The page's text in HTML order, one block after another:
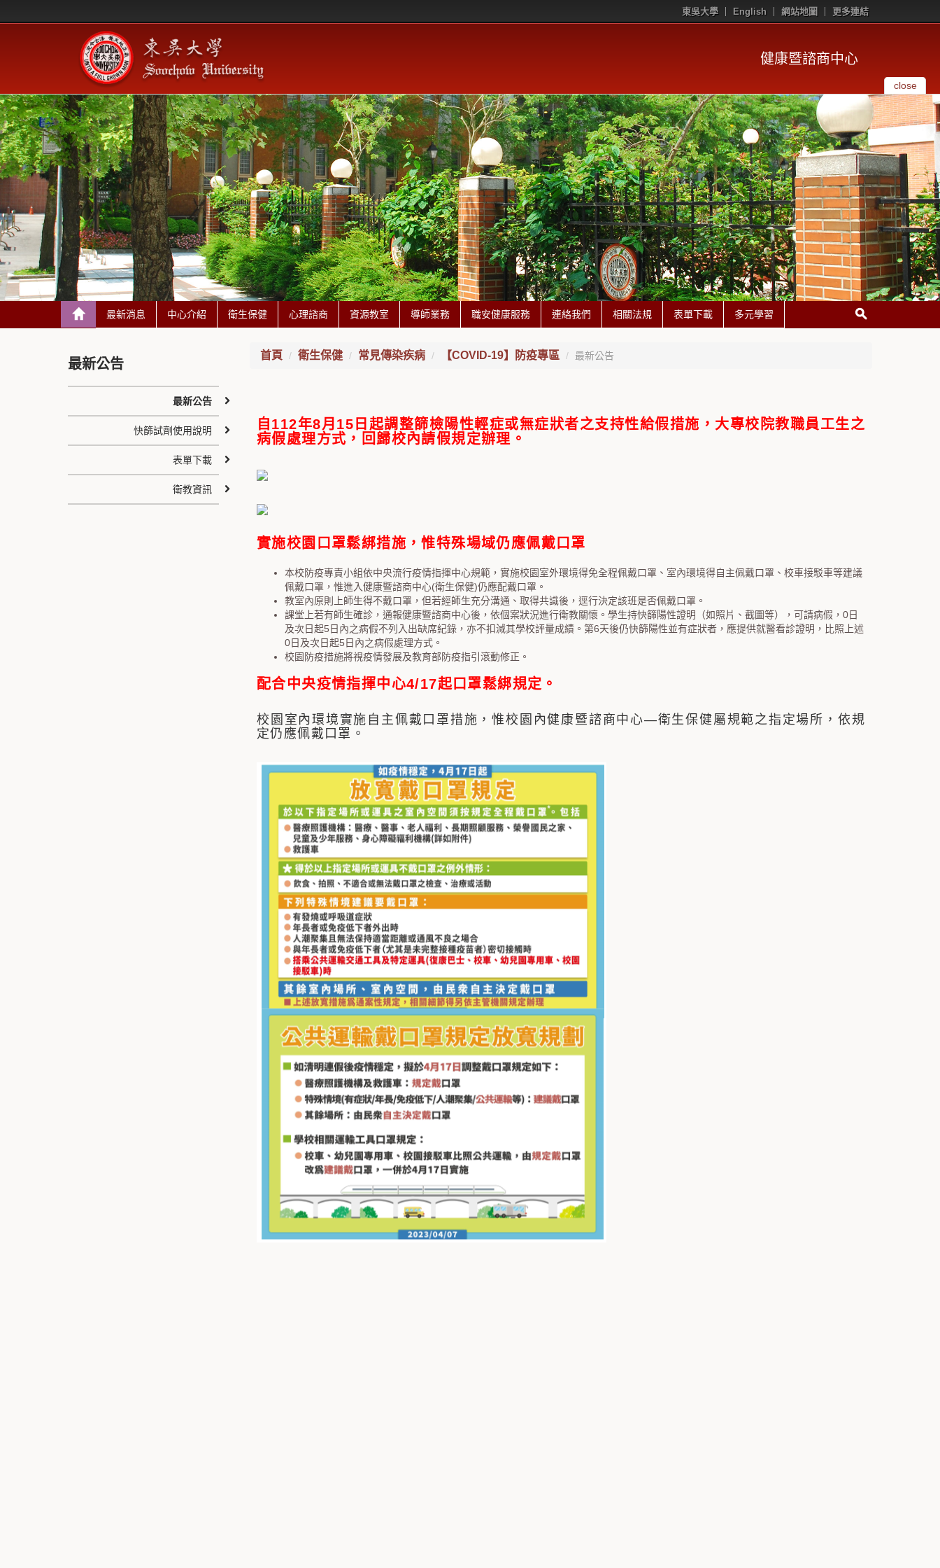
東吳大學 English 網站地圖 更多連結
健康暨諮商中心
close
最新消息 中心介紹 衛生保健 心理諮商 資源教室 導師業務 職安健康服務 連絡我們 相關法規 表單下載 多元學習
首頁 衛生保健 常見傳染疾病 【COVID-19】防疫專區 最新公告
自112年8月15日起調整篩檢陽性輕症或無症狀者之支持性給假措施， 大專校院教職員工生之
病假處理方式，回歸校內請假規定辦理。
實施校園口罩鬆綁措施，惟特殊場域仍應佩戴口罩
本校防疫專責小組依中央流行疫情指揮中心規範，實施校園室外環境得免全程佩戴口罩、室內環境得自主佩戴口罩、校車接駁車等建議
佩戴口罩，惟進入健康暨諮商中心(衛生保健)仍應配戴口罩。
教室內原則上師生得不戴口罩，但若經師生充分溝通、取得共識後，逕行決定該班是否佩戴口罩。
課堂上若有師生確診，通報健康暨諮商中心後，依個案狀況進行衛教關懷。學生持快篩陽性證明（如照片、截圖等），可請病假，0日
及次日起5日內之病假不列入出缺席紀錄，亦不扣減其學校評量成績。第6天後仍快篩陽性並有症狀者，應提供就醫看診證明，比照上述
0日及次日起5日內之病假處理方式。
校園防疫措施將視疫情發展及教育部防疫指引滾動修正。
配合中央疫情指揮中心4/17起口罩鬆綁規定。
校園室內環境實施自主佩戴口罩措施，惟校園內健康暨諮商中心—衛生保健屬規範之指定場所，依規
定仍應佩戴口罩。
最新公告
最新公告
快篩試劑使用說明
表單下載
衛教資訊